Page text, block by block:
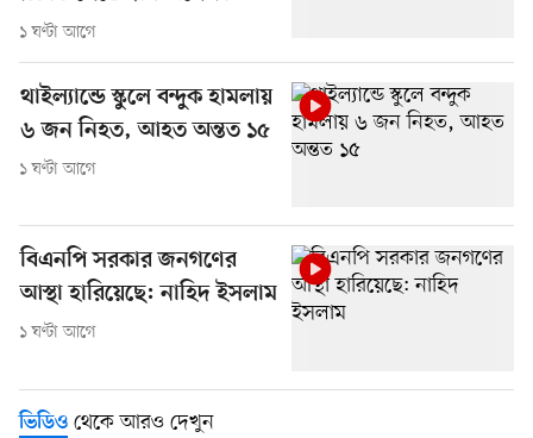
১ ঘণ্টা আগে
থাইল্যান্ডে স্কুলে বন্দুক হামলায়
৬ জন নিহত, আহত অন্তত ১৫
১ ঘণ্টা আগে
বিএনপি সরকার জনগণের
আস্থা হারিয়েছে: নাহিদ ইসলাম
১ ঘণ্টা আগে
ভিডিও থেকে আরও দেখুন